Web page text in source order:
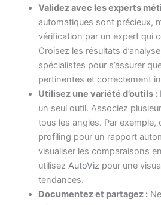
Validez avec les experts
automatiques sont précieux,
vérification par un expert qui
Croisez les résultats
spécialistes pour s’assurer
pertinentes et correctement
Utilisez une variété d’outils :
un seul outil. Associez
tous les angles. Par
profiling pour un rapport
visualiser les comparaisons
utilisez AutoViz pour une
tendances.
Documentez et partagez :